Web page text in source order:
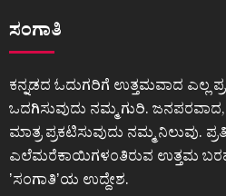
ಸಂಗಾತಿ
ಕನ್ನಡದ ಓದುಗರಿಗೆ ಉತ್ತಮವಾದ ಎಲ್ಲ
ಒದಗಿಸುವುದು ನಮ್ಮ ಗುರಿ.
ಮಾತ್ರ ಪ್ರಕಟಿಸುವುದು ನಮ್ಮ ನಿಲುವು.
ಎಲೆಮರೆಕಾಯಿಗಳಂತಿರುವ ಉತ್ತಮ
ʼಸಂಗಾತಿʼಯ ಉದ್ದೇಶ.